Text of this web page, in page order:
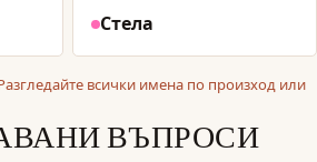
Стела
всички имена по произход или
ВЪПРОСИ